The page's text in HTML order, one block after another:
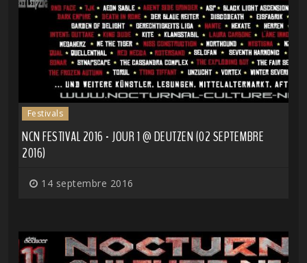
Festivals
NCN FESTIVAL 2016 - JOUR 1 @ DEUTZEN (02 SEPTEMBRE
2016)
14 septembre 2016